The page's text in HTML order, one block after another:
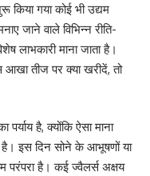
किया गया कोई भी उद्यम
जाने वाले विभिन्न रीति-
लाभकारी माना जाता है।
तीज पर क्या खरीदें, तो
पर्याय है, क्योंकि ऐसा माना
है। इस दिन सोने के आभूषणों या
है। कई ज्वैलर्स अक्षय